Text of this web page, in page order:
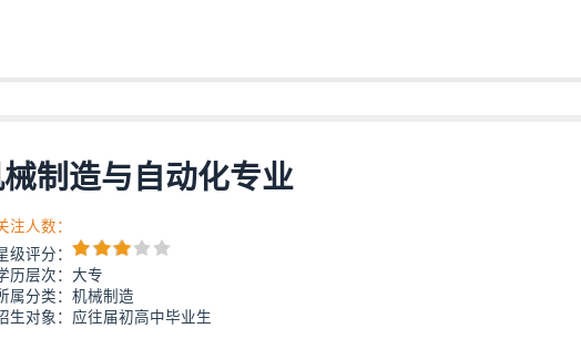
制造与自动化专业
注人数：
级评分：
历层次：大专
属分类：机械制造
生对象：应往届初高中毕业生